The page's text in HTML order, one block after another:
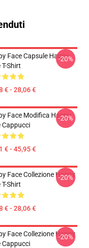
Face Capsule Happy
T-Shirt
€ - 28,06 €
-20%
Face Modifica Happy
Cappucci
€ - 45,95 €
-20%
Face Collezione Happy
T-Shirt
€ - 28,06 €
-20%
Face Collezione Happy
Cappucci
-20%